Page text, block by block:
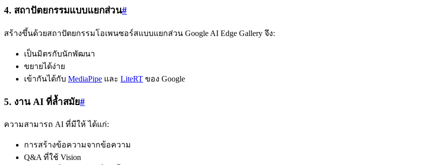
4. สถาปัตยกรรมแบบแยกส่วน#
สร้างขึ้นด้วยสถาปัตยกรรมโอเพนซอร์สแบบแยกส่วน Google AI Edge Gallery จึง:
เป็นมิตรกับนักพัฒนา
ขยายได้ง่าย
เข้ากันได้กับ MediaPipe และ LiteRT ของ Google
5. งาน AI ที่ล้ำสมัย#
ความสามารถ AI ที่มีให้ ได้แก่:
การสร้างข้อความจากข้อความ
Q&A ที่ใช้ Vision